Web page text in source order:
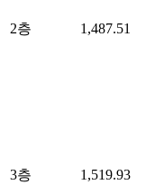
2층 1,487.51
3층 1,519.93